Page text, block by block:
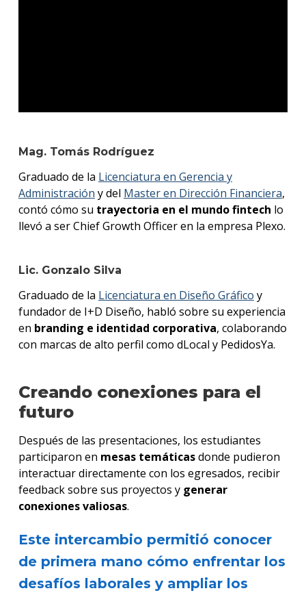
Mag. Tomás Rodríguez
Graduado de la Licenciatura en Gerencia y
Administración y del Master en Dirección Financiera,
contó cómo su trayectoria en el mundo fintech lo
llevó a ser Chief Growth Officer en la empresa Plexo.
Lic. Gonzalo Silva
Graduado de la Licenciatura en Diseño Gráfico y
fundador de I+D Diseño, habló sobre su experiencia
en branding e identidad corporativa, colaborando
con marcas de alto perfil como dLocal y PedidosYa.
Creando conexiones para el
futuro
Después de las presentaciones, los estudiantes
participaron en mesas temáticasdonde pudieron
interactuar directamente con los egresados, recibir
feedback sobre sus proyectos y generar
conexiones valiosas.
Este intercambio permitió conocer
de primera mano cómo enfrentar los
desafíos laborales y ampliar los